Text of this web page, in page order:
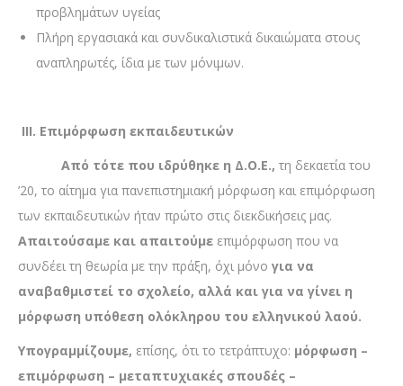
προβλημάτων υγείας
Πλήρη εργασιακά και συνδικαλιστικά δικαιώματα στους
αναπληρωτές, ίδια με των μόνιμων.
ΙΙΙ. Επιμόρφωση εκπαιδευτικών
Από τότε που ιδρύθηκε η Δ.Ο.Ε., τη δεκαετία του
’20, το αίτημα για πανεπιστημιακή μόρφωση και επιμόρφωση
των εκπαιδευτικών ήταν πρώτο στις διεκδικήσεις μας.
Απαιτούσαμε και απαιτούμε επιμόρφωση που να
συνδέει τη θεωρία με την πράξη, όχι μόνο για να
αναβαθμιστεί το σχολείο, αλλά και για να γίνει η
μόρφωση υπόθεση ολόκληρου του ελληνικού λαού.
Υπογραμμίζουμε, επίσης, ότι το τετράπτυχο: μόρφωση –
επιμόρφωση – μεταπτυχιακές σπουδές –